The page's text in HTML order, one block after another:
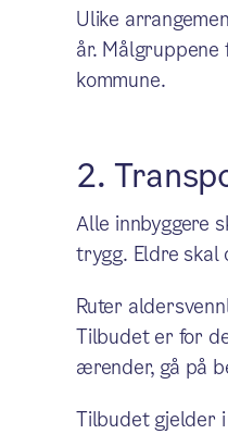
Ulike
år. Målgruppene
kommune.
2.
Alle innbyggere
trygg. Eldre skal
Ruter
Tilbudet er for
ærender, gå på
Tilbudet gjelder